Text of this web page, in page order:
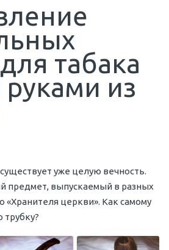
табака
из
уже целую вечность.
предмет, выпускаемый в разных
«Хранителя церкви». Как самому
трубку?